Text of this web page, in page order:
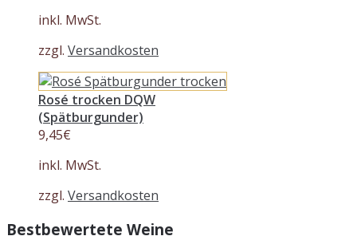
inkl. MwSt.
zzgl. Versandkosten
Rosé trocken DQW
(Spätburgunder)
9,45€
inkl. MwSt.
zzgl. Versandkosten
Bestbewertete Weine